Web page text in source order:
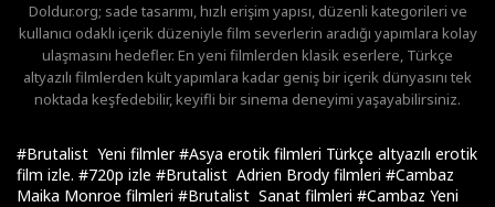
Doldur.org; sade tasarımı, hızlı erişim yapısı, düzenli kategorileri ve
kullanıcı odaklı içerik düzeniyle film severlerin aradığı yapımlara kolay
ulaşmasını hedefler. En yeni filmlerden klasik eserlere, Türkçe
altyazılı filmlerden kült yapımlara kadar geniş bir içerik dünyasını tek
noktada keşfedebilir, keyifli bir sinema deneyimi yaşayabilirsiniz.
#Brutalist Yeni filmler#Asya erotik filmleri Türkçe altyazılı erotik
film izle. #720p izle #Brutalist Adrien Brody filmleri #Cambaz
Maika Monroe filmleri #Brutalist Sanat filmleri #Cambaz Yeni